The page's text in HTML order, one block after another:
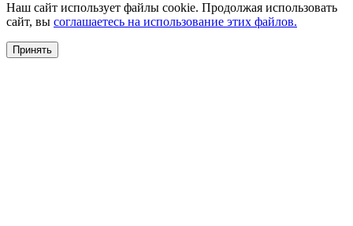
Наш сайт использует файлы cookie. Продолжая использовать
сайт, вы соглашаетесь на использование этих файлов.
Принять